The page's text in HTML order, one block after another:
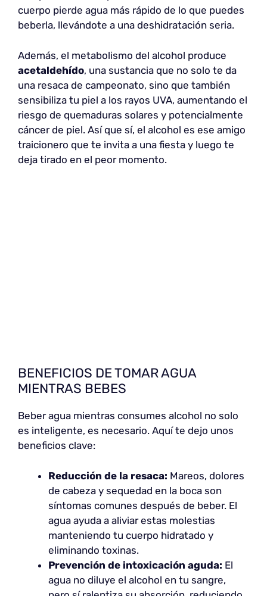
cuerpo pierde agua más rápido de lo que puedes
beberla, llevándote a una deshidratación seria.
Además, el metabolismo del alcohol produce
acetaldehído, una sustancia que no solo te da
una resaca de campeonato, sino que también
sensibiliza tu piel a los rayos UVA, aumentando el
riesgo de quemaduras solares y potencialmente
cáncer de piel. Así que sí, el alcohol es ese amigo
traicionero que te invita a una fiesta y luego te
deja tirado en el peor momento.
BENEFICIOS DE TOMAR AGUA
MIENTRAS BEBES
Beber agua mientras consumes alcohol no solo
es inteligente, es necesario. Aquí te dejo unos
beneficios clave:
Reducción de la resaca: Mareos, dolores
de cabeza y sequedad en la boca son
síntomas comunes después de beber. El
agua ayuda a aliviar estas molestias
manteniendo tu cuerpo hidratado y
eliminando toxinas.
Prevención de intoxicación aguda: El
agua no diluye el alcohol en tu sangre,